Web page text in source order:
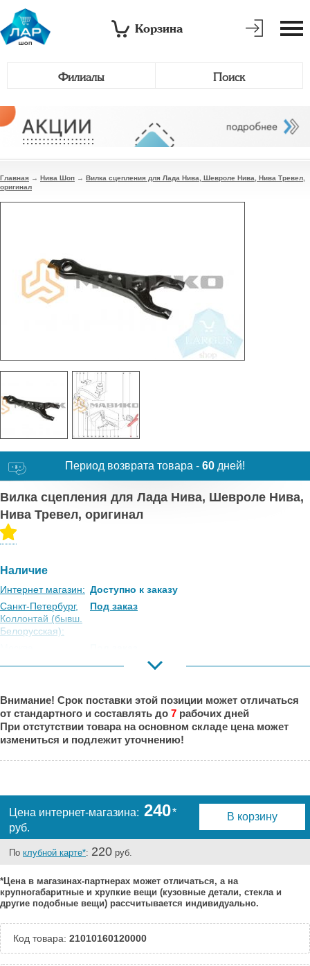
Корзина
Филиалы Поиск
Главная → Нива Шоп → Вилка сцепления для Лада Нива, Шевроле Нива, Нива Тревел,
оригинал
Период возврата товара - 60 дней!
Вилка сцепления для Лада Нива, Шевроле Нива,
Нива Тревел, оригинал
Наличие
Интернет магазин: Доступно к заказу
Санкт-Петербург,
Коллонтай (бывш.
Белорусская):
Под заказ
Порт:
Великий Новгород: Под заказ
Краснодар:
Под заказ
Челябинск:
Под заказ
Внимание! Срок поставки этой позиции может отличаться
от стандартного и составлять до 7 рабочих дней
При отстутствии товара на основном складе цена может
измениться и подлежит уточнению!
Цена интернет-магазина: 240*
руб.
В корзину
По клубной карте*: 220 руб.
*Цена в магазинах-партнерах может отличаться, а на
крупногабаритные и хрупкие вещи (кузовные детали, стекла и
другие подобные вещи) рассчитывается индивидуально.
Код товара: 21010160120000